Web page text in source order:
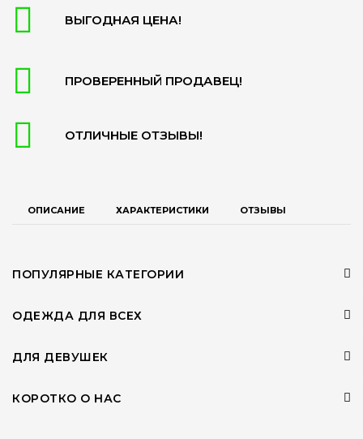
ВЫГОДНАЯ ЦЕНА!
ПРОВЕРЕННЫЙ ПРОДАВЕЦ!
ОТЛИЧНЫЕ ОТЗЫВЫ!
ОПИСАНИЕ ХАРАКТЕРИСТИКИ ОТЗЫВЫ
ПОПУЛЯРНЫЕ КАТЕГОРИИ
ОДЕЖДА ДЛЯ ВСЕХ
ДЛЯ ДЕВУШЕК
КОРОТКО О НАС